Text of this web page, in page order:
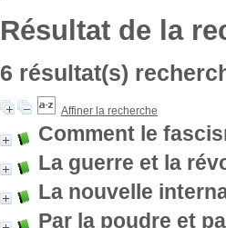
Résultat de la
6 résultat(s)
Affiner la recherche
Comment le
La guerre et la
La nouvelle
Par la poudre et